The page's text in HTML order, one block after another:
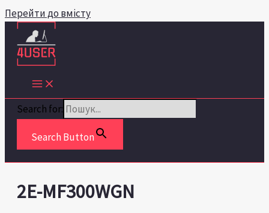
Перейти до вмісту
Search for:
Search Button
2E-MF300WGN